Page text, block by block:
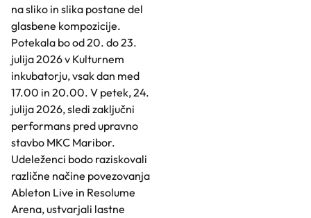
na sliko in slika postane del
glasbene kompozicije.
Potekala bo od 20. do 23.
julija 2026 v Kulturnem
inkubatorju, vsak dan med
17.00 in 20.00. V petek, 24.
julija 2026, sledi zaključni
performans pred upravno
stavbo MKC Maribor.
Udeleženci bodo raziskovali
različne načine povezovanja
Ableton Live in Resolume
Arena, ustvarjali lastne